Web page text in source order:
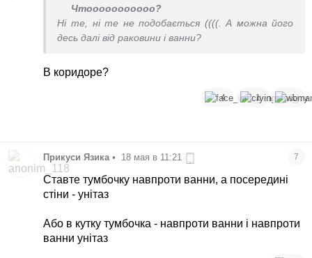
Чтооооооооооо?
Ні те, ні те не подобається ((((. А можна його
десь далі від раковини і ванни?
В коридоре?
4 1 1
Прикуси Язика • 18 мая в 11:21 7
Ставте тумбочку навпроти ванни, а посередині
стіни - унітаз
Або в кутку тумбочка - навпроти ванни і навпроти
ванни унітаз